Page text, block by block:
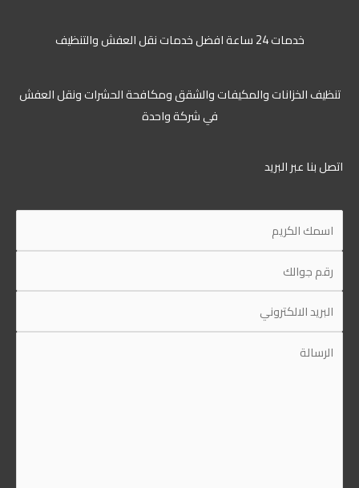
خدمات 24 ساعة افضل خدمات نقل العفش والتنظيف
الخزانات والمكيفات والشقق ومكافحة الحشرات ونقل العفش
في شركة واحدة
بنا عبر البريد